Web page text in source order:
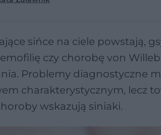
sińce na ciele powstają,
czy chorobę von
Problemy diagnostyczne
charakterystycznym, lecz
wskazują siniaki.